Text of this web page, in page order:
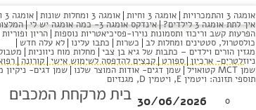
-
רעות
אומגה 3 והתמכרויות אומגה 3 וחיות אומגה 3 ומחלות שונות אומגה 3 ותרופות
איך לתת אומגה 3 לילדים? אינדקס אומגה 3- כמה אומגה יש לי
הפרעות קשב וריכוז ותסמונות נוירו-פסיכיאטריות נוספות הריון ופוריות
כולסטרול, סטטינים ומחלות לב כשרות כתבו עלינו לא עלה חדש
מגזין הורים וילדים – כתבות של גיא בן צבי מחלות מוח ניווניות
ניוזלטרים- ארכיון ספורט קבצים להדפסה לשימוש אישי קורונה
שמן MCT קטואויל שמן דגים- אודות המוצר שלנו שמן דגים- ניקיון
תוספי תזונה: ויטמין E, ויטמין D, מגנזיום
0
30/06/2026 בית מרקחת המכבים